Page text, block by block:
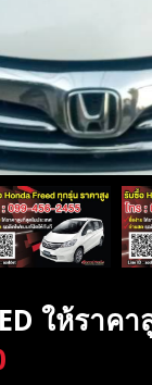
ให้ราค